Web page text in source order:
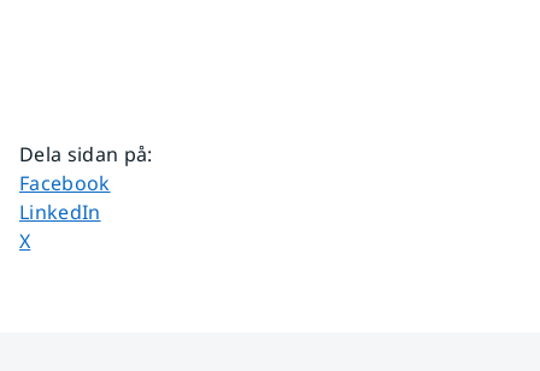
Dela sidan på:
Dela sidan på
Facebook
Dela sidan på
LinkedIn
Dela sidan på
X